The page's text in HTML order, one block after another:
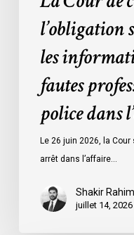
police
dans
McKee
l’obligation
les
fautes
police dans
Le 26 juin 2026, la
arrêt dans l’affaire…
Shakir Rahim
juillet 14, 2026